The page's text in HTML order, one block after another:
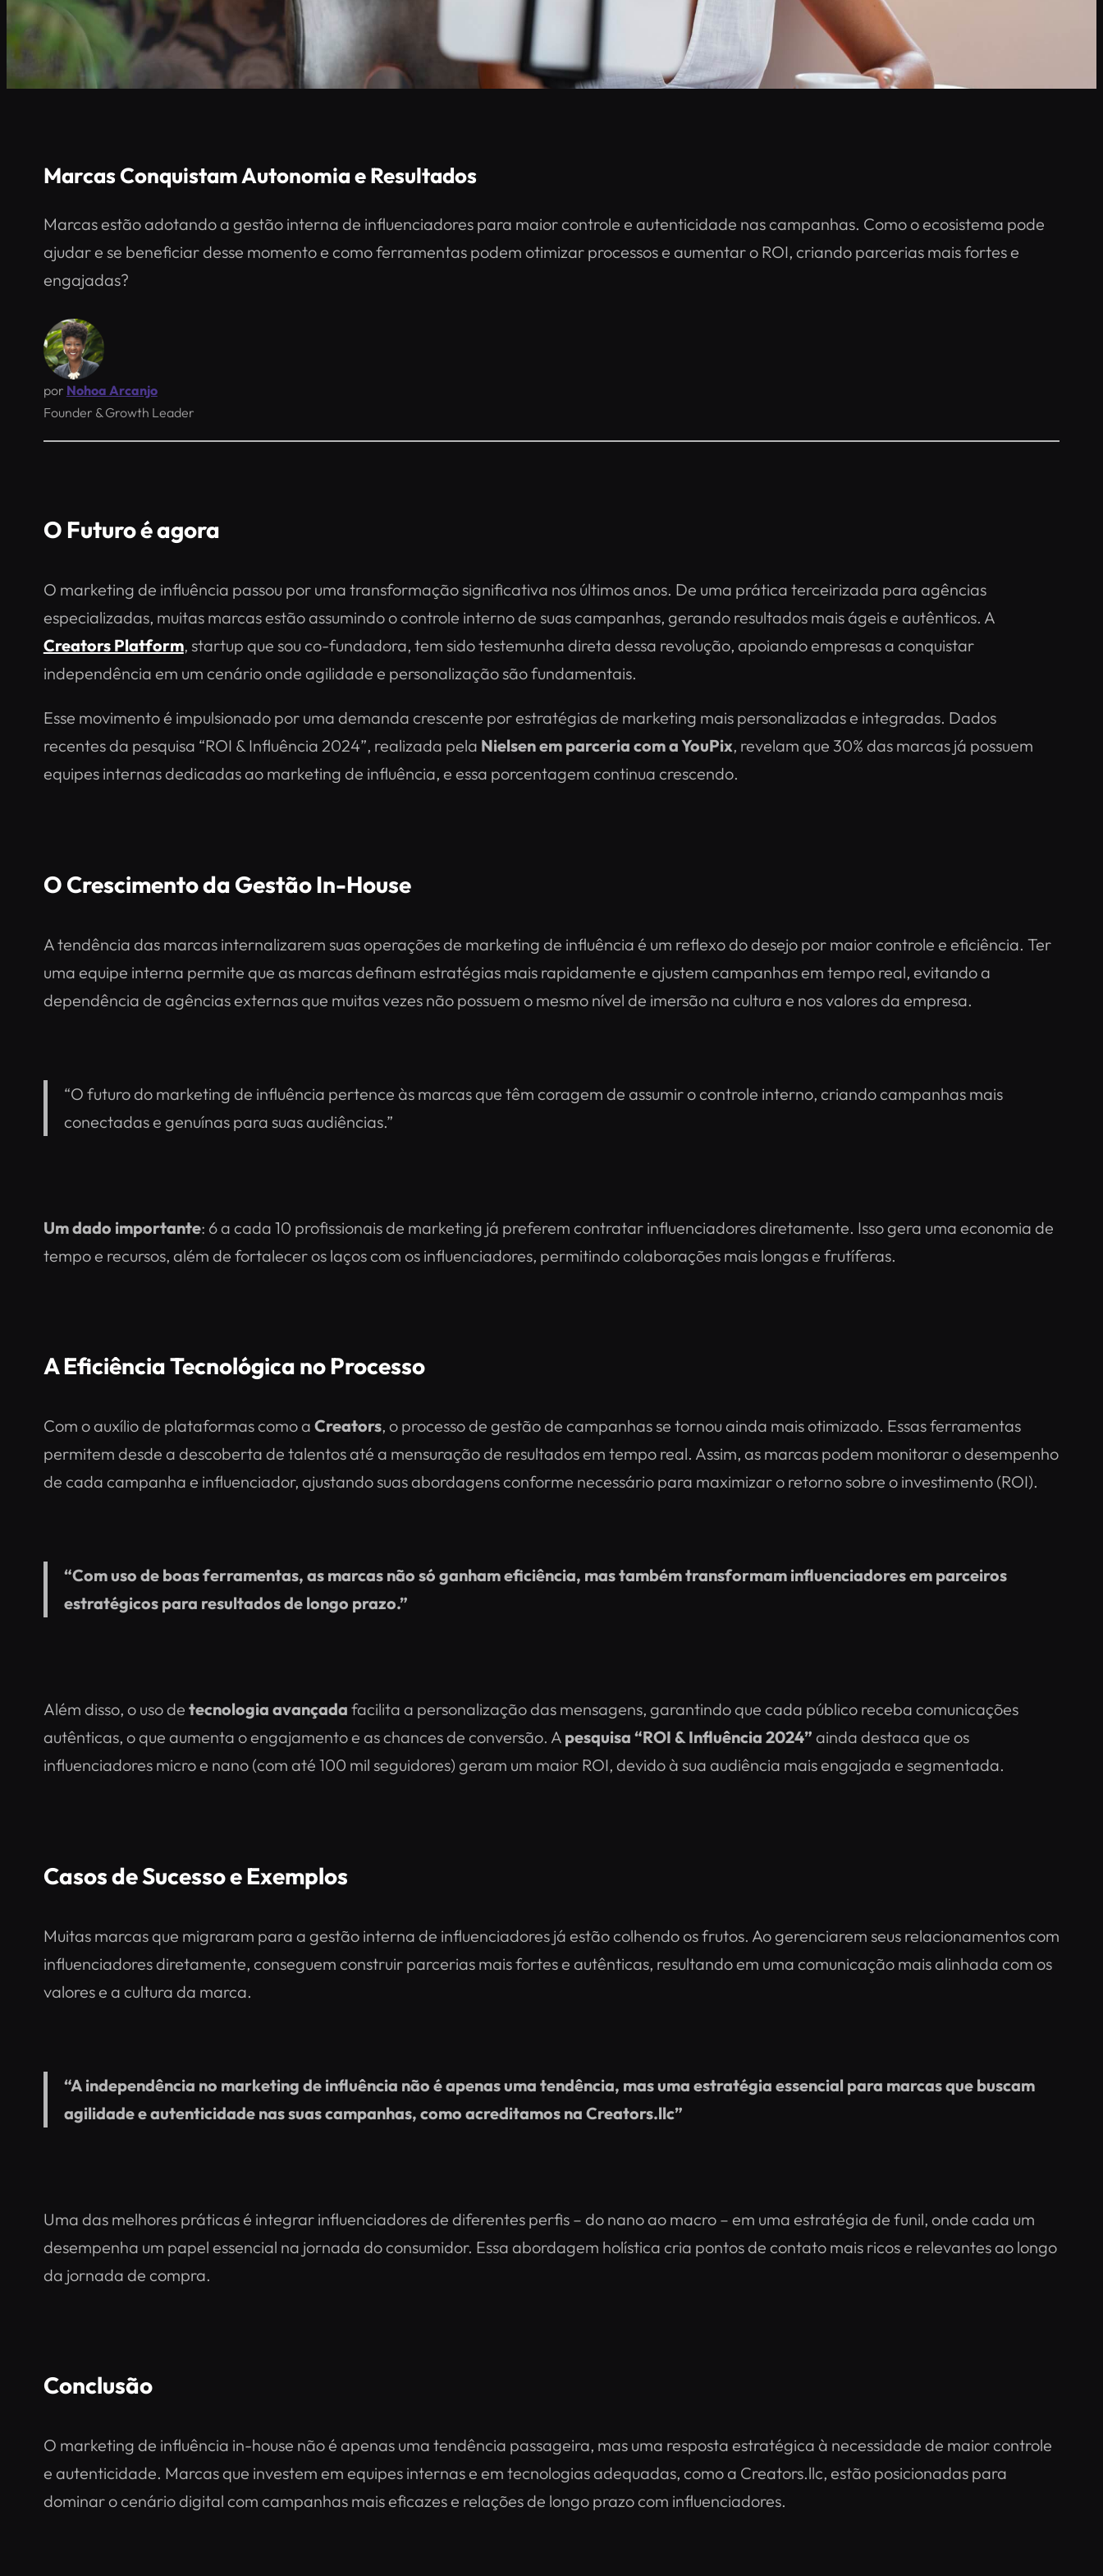
Marcas Conquistam Autonomia e Resultados
Marcas estão adotando a gestão interna de influenciadores para maior controle e autenticidade nas campanhas. Como o ecosistema pode
ajudar e se beneficiar desse momento e como ferramentas podem otimizar processos e aumentar o ROI, criando parcerias mais fortes e
engajadas?
por Nohoa Arcanjo
Founder & Growth Leader
O Futuro é agora
O marketing de influência passou por uma transformação significativa nos últimos anos. De uma prática terceirizada para agências
especializadas, muitas marcas estão assumindo o controle interno de suas campanhas, gerando resultados mais ágeis e autênticos. A
Creators Platform, startup que sou co-fundadora, tem sido testemunha direta dessa revolução, apoiando empresas a conquistar
independência em um cenário onde agilidade e personalização são fundamentais.
Esse movimento é impulsionado por uma demanda crescente por estratégias de marketing mais personalizadas e integradas. Dados
recentes da pesquisa “ROI & Influência 2024”, realizada pela Nielsen em parceria com a YouPix, revelam que 30% das marcas já possuem
equipes internas dedicadas ao marketing de influência, e essa porcentagem continua crescendo​.
O Crescimento da Gestão In-House
A tendência das marcas internalizarem suas operações de marketing de influência é um reflexo do desejo por maior controle e eficiência. Ter
uma equipe interna permite que as marcas definam estratégias mais rapidamente e ajustem campanhas em tempo real, evitando a
dependência de agências externas que muitas vezes não possuem o mesmo nível de imersão na cultura e nos valores da empresa.
“O futuro do marketing de influência pertence às marcas que têm coragem de assumir o controle interno, criando campanhas mais
conectadas e genuínas para suas audiências.”
Um dado importante: 6 a cada 10 profissionais de marketing já preferem contratar influenciadores diretamente​. Isso gera uma economia de
tempo e recursos, além de fortalecer os laços com os influenciadores, permitindo colaborações mais longas e frutíferas.
A Eficiência Tecnológica no Processo
Com o auxílio de plataformas como a Creators, o processo de gestão de campanhas se tornou ainda mais otimizado. Essas ferramentas
permitem desde a descoberta de talentos até a mensuração de resultados em tempo real. Assim, as marcas podem monitorar o desempenho
de cada campanha e influenciador, ajustando suas abordagens conforme necessário para maximizar o retorno sobre o investimento (ROI).
“Com uso de boas ferramentas, as marcas não só ganham eficiência, mas também transformam influenciadores em parceiros
estratégicos para resultados de longo prazo.”
Além disso, o uso de tecnologia avançada facilita a personalização das mensagens, garantindo que cada público receba comunicações
autênticas, o que aumenta o engajamento e as chances de conversão. A pesquisa “ROI & Influência 2024” ainda destaca que os
influenciadores micro e nano (com até 100 mil seguidores) geram um maior ROI, devido à sua audiência mais engajada e segmentada​.
Casos de Sucesso e Exemplos
Muitas marcas que migraram para a gestão interna de influenciadores já estão colhendo os frutos. Ao gerenciarem seus relacionamentos com
influenciadores diretamente, conseguem construir parcerias mais fortes e autênticas, resultando em uma comunicação mais alinhada com os
valores e a cultura da marca.
“A independência no marketing de influência não é apenas uma tendência, mas uma estratégia essencial para marcas que buscam
agilidade e autenticidade nas suas campanhas, como acreditamos na Creators.llc”
Uma das melhores práticas é integrar influenciadores de diferentes perfis – do nano ao macro – em uma estratégia de funil, onde cada um
desempenha um papel essencial na jornada do consumidor. Essa abordagem holística cria pontos de contato mais ricos e relevantes ao longo
da jornada de compra.
Conclusão
O marketing de influência in-house não é apenas uma tendência passageira, mas uma resposta estratégica à necessidade de maior controle
e autenticidade. Marcas que investem em equipes internas e em tecnologias adequadas, como a Creators.llc, estão posicionadas para
dominar o cenário digital com campanhas mais eficazes e relações de longo prazo com influenciadores.